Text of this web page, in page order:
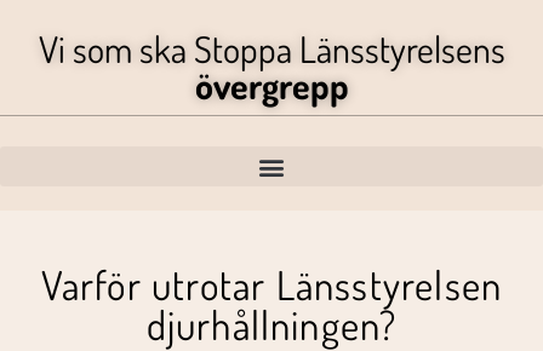
Vi som ska Stoppa Länsstyrelsens
övergrepp
Varför utrotar Länsstyrelsen
djurhållningen?